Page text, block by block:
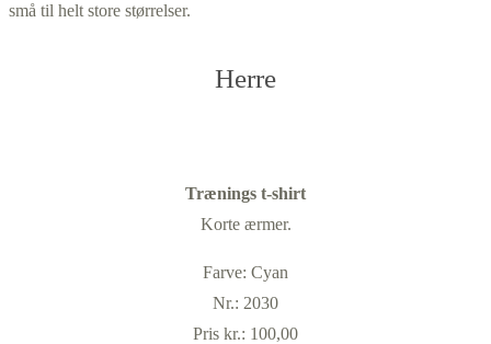
små til helt store størrelser.
Herre
Trænings t-shirt
Korte ærmer.
Farve: Cyan
Nr.: 2030
Pris kr.: 100,00